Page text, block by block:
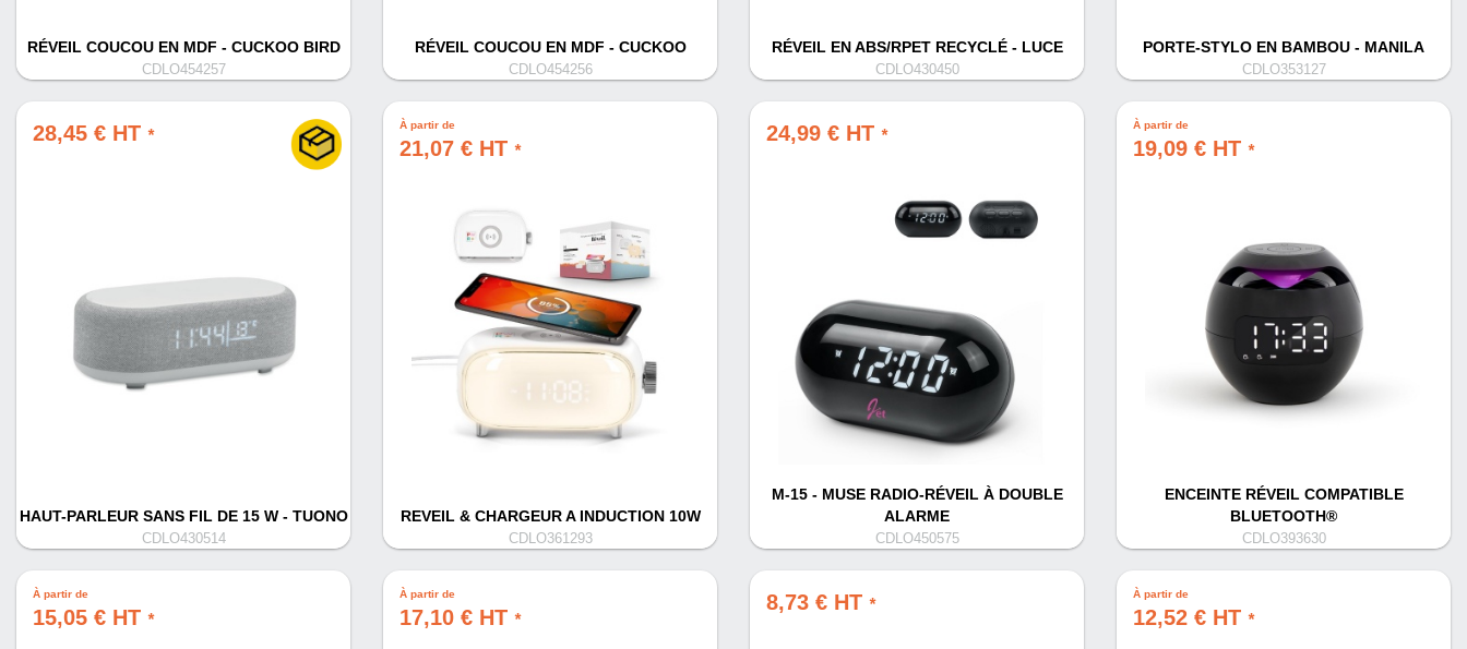
RÉVEIL COUCOU EN MDF - CUCKOO BIRD
CDLO454257
RÉVEIL COUCOU EN MDF - CUCKOO
CDLO454256
RÉVEIL EN ABS/RPET RECYCLÉ - LUCE
CDLO430450
PORTE-STYLO EN BAMBOU - MANILA
CDLO353127
28,45 € HT *
HAUT-PARLEUR SANS FIL DE 15 W - TUONO
CDLO430514
À partir de
21,07 € HT *
REVEIL & CHARGEUR A INDUCTION 10W
CDLO361293
24,99 € HT *
M-15 - MUSE RADIO-RÉVEIL À DOUBLE
ALARME
CDLO450575
À partir de
19,09 € HT *
ENCEINTE RÉVEIL COMPATIBLE
BLUETOOTH®
CDLO393630
À partir de
15,05 € HT *
À partir de
17,10 € HT *
8,73 € HT *
À partir de
12,52 € HT *